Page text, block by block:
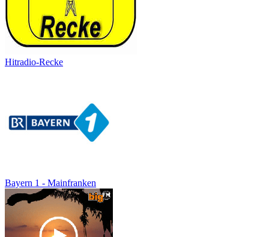
Hitradio-Recke
Bayern 1 - Mainfranken